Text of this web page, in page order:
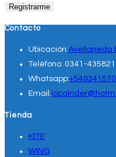
Registrarme
Contacto
Ubicación:Avellaneda
Teléfono: 0341-
Whatsapp:
Email:
Tienda
KITE
WING